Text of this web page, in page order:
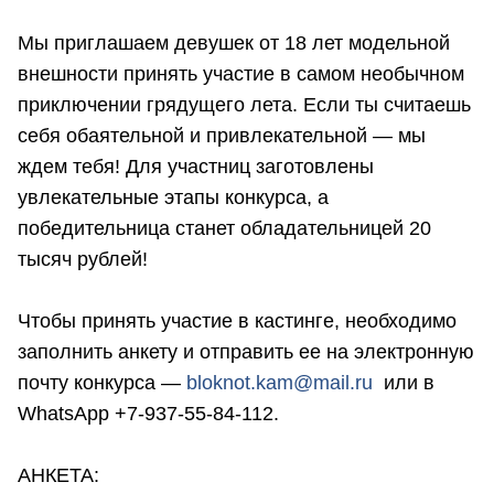
Мы приглашаем девушек от 18 лет модельной
внешности принять участие в самом необычном
приключении грядущего лета. Если ты считаешь
себя обаятельной и привлекательной — мы
ждем тебя! Для участниц заготовлены
увлекательные этапы конкурса, а
победительница станет обладательницей 20
тысяч рублей!
Чтобы принять участие в кастинге, необходимо
заполнить анкету и отправить ее на электронную
почту конкурса — bloknot.kam@mail.ru или в
WhatsApp +7-937-55-84-112.
АНКЕТА: